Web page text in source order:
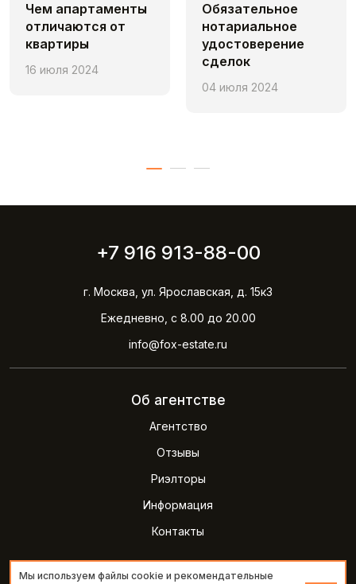
Чем апaртаменты
отличаются от
квартиры
16 июля 2024
Обязательное
нотариальное
удостоверение
сделок
04 июля 2024
+7 916 913-88-00
г. Москва, ул. Ярославская, д. 15к3
Ежедневно, с 8.00 до 20.00
info@fox-estate.ru
Об агентстве
Агентство
Отзывы
Риэлторы
Информация
Контакты
2026 © Агентство недвижимости FOXestate
Мы используем файлы cookie и рекомендательные